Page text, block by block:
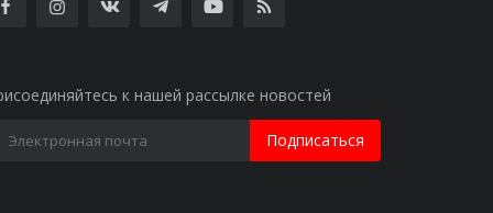
к нашей рассылке новостей
Подписаться